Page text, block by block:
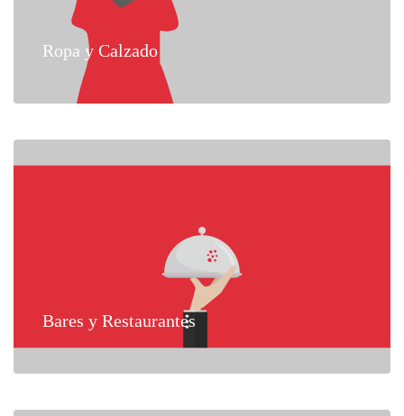
Ropa y Calzado
Bares y Restaurantes